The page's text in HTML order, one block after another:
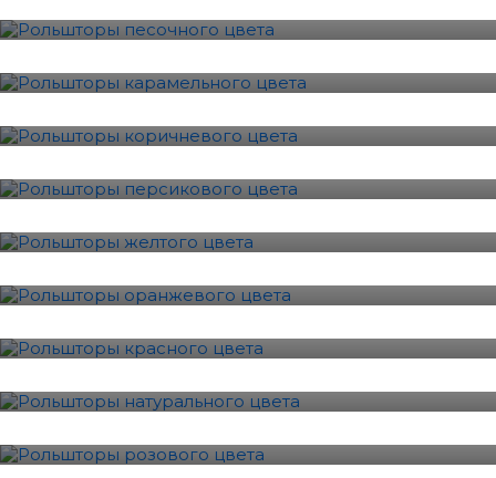
Карамель
Коричневый
Персиковый
Желтый
Оранжевый
Красный
Натуральный
Розовый
Сиреневый